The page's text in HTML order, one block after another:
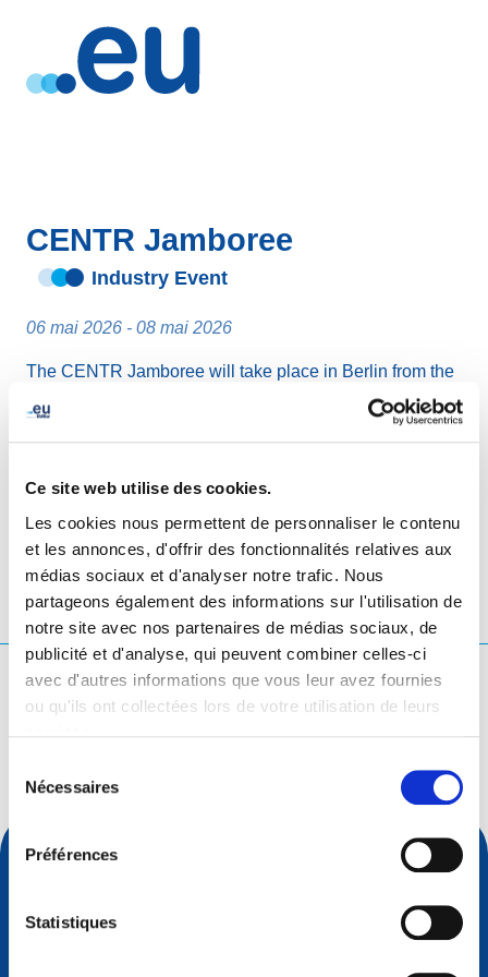
Ce site web utilise des cookies.
Les cookies nous permettent de personnaliser le contenu
et les annonces, d'offrir des fonctionnalités relatives aux
médias sociaux et d'analyser notre trafic. Nous
partageons également des informations sur l'utilisation de
notre site avec nos partenaires de médias sociaux, de
publicité et d'analyse, qui peuvent combiner celles-ci
avec d'autres informations que vous leur avez fournies
ou qu'ils ont collectées lors de votre utilisation de leurs
Nécessaires
Préférences
Statistiques
CENTR Jamboree
Industry Event
06 mai 2026 - 08 mai 2026
The CENTR Jamboree will take place in Berlin from the
6 to the 8 May 2026, kindly hosted by Denic eG.
Que cherchez-vous ?